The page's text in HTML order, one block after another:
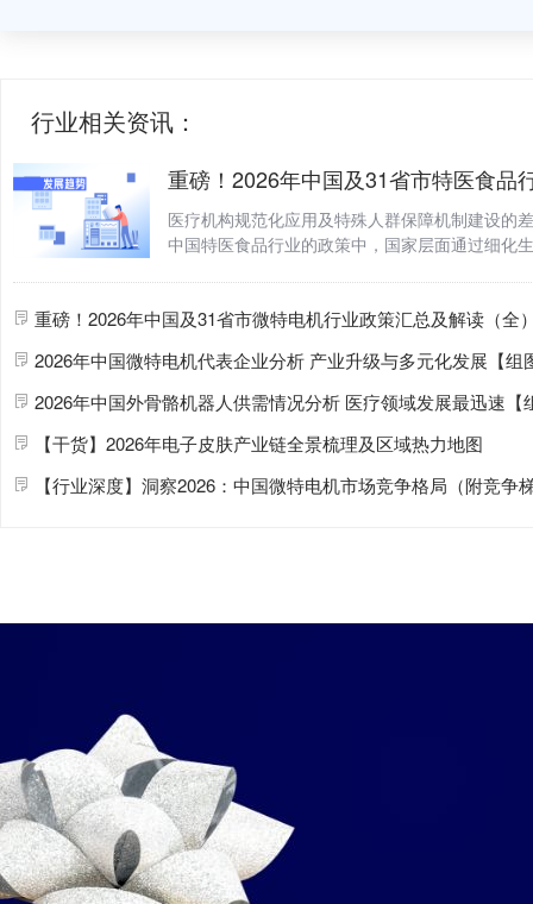
行业相关资讯：
医疗机构规范化应用及特殊人群保障机制建设的
中国特医食品行业的政策中，国家层面通过细化
2026年中国微特电机代表企业分析 产业升级与多元化发展【组
2026年中国外骨骼机器人供需情况分析 医疗领域发展最迅速【
【干货】2026年电子皮肤产业链全景梳理及区域热力地图